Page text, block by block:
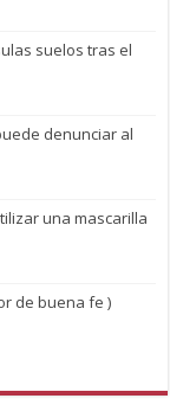
suelos tras el
denunciar al
una mascarilla
de buena fe )